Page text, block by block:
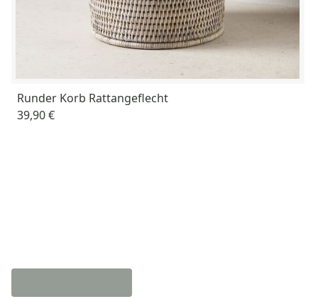
Runder Korb Rattangeflecht
39,90 €